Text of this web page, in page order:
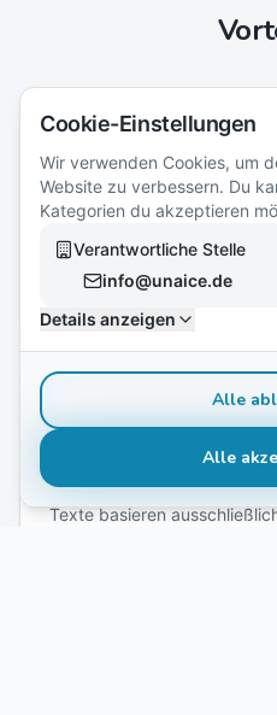
Cookie-Einstellungen
Wir verwenden Cookies, um
Website zu verbessern. Du
Kategorien du akzeptieren
Verantwortliche Stelle
info@unaice.de
Details anzeigen
Alle
Alle
Skalierbare
Erzeuge 10, 1.000 oder
ohne Qualitätsverlust.
Extrem niedrige
Texte basieren